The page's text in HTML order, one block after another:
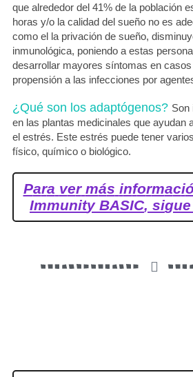
que alrededor del 41% de la población
horas y/o la calidad del sueño no es
como el la privación de sueño,
inmunológica, poniendo a estas
desarrollar mayores síntomas en
propensión a las infecciones por
¿Qué son los adaptógenos? Son
en las plantas medicinales que ayudan
el estrés. Este estrés puede tener
físico, químico o biológico.
Para ver más informació
Immunity BASIC, sigue